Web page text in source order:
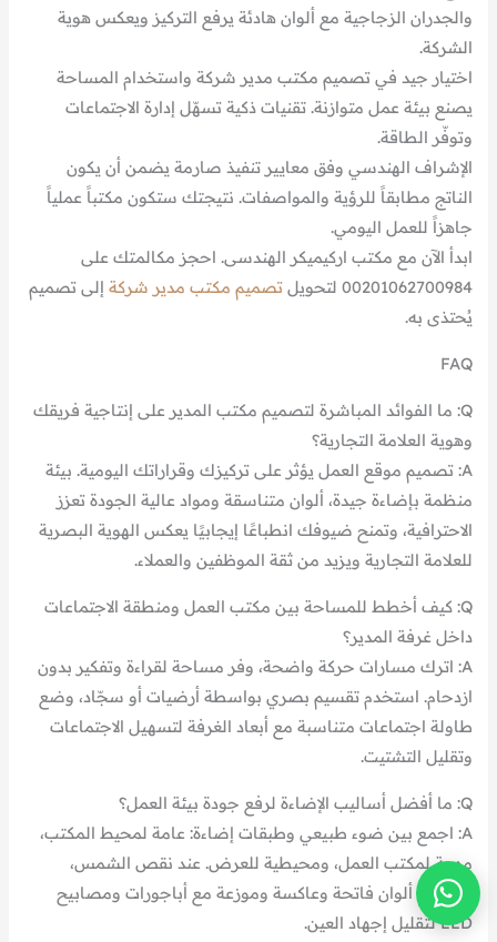
والجدران الزجاجية مع ألوان هادئة يرفع التركيز ويعكس هوية
الشركة.
اختيار جيد في تصميم مكتب مدير شركة واستخدام المساحة
يصنع بيئة عمل متوازنة. تقنيات ذكية تسهّل إدارة الاجتماعات
وتوفّر الطاقة.
الإشراف الهندسي وفق معايير تنفيذ صارمة يضمن أن يكون
الناتج مطابقاً للرؤية والمواصفات. نتيجتك ستكون مكتباً عملياً
جاهزاً للعمل اليومي.
ابدأ الآن مع مكتب اركيميكر الهندسى. احجز مكالمتك على
00201062700984 لتحويل
تصميم مكتب مدير شركة إلى تصميم
يُحتذى به.
FAQ
Q: ما الفوائد المباشرة لتصميم مكتب المدير على إنتاجية فريقك
وهوية العلامة التجارية؟
A: تصميم موقع العمل يؤثر على تركيزك وقراراتك اليومية. بيئة
منظمة بإضاءة جيدة، ألوان متناسقة ومواد عالية الجودة تعزز
الاحترافية، وتمنح ضيوفك انطباعًا إيجابيًا يعكس الهوية البصرية
للعلامة التجارية ويزيد من ثقة الموظفين والعملاء.
Q: كيف أخطط للمساحة بين مكتب العمل ومنطقة الاجتماعات
داخل غرفة المدير؟
A: اترك مسارات حركة واضحة، وفر مساحة لقراءة وتفكير بدون
ازدحام. استخدم تقسيم بصري بواسطة أرضيات أو سجّاد، وضع
طاولة اجتماعات متناسبة مع أبعاد الغرفة لتسهيل الاجتماعات
وتقليل التشتيت.
Q: ما أفضل أساليب الإضاءة لرفع جودة بيئة العمل؟
A: اجمع بين ضوء طبيعي وطبقات إضاءة: عامة لمحيط المكتب،
مهمة لمكتب العمل، ومحيطية للعرض. عند نقص الشمس،
استخدم ألوان فاتحة وعاكسة وموزعة مع أباجورات ومصابيح
LED لتقليل إجهاد العين.